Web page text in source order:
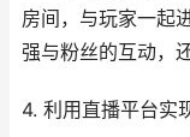
房间，与玩家一起
强与粉丝的互动，
4. 利用直播平台实